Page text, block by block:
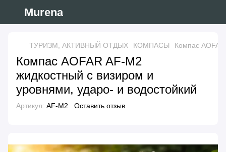
Murena
ТУРИЗМ, АКТИВНЫЙ ОТДЫХ КОМПАСЫ Компас
Компас AOFAR AF-M2
жидкостный с визиром и
уровнями, ударо- и водостойкий
Артикул: AF-M2 Оставить отзыв